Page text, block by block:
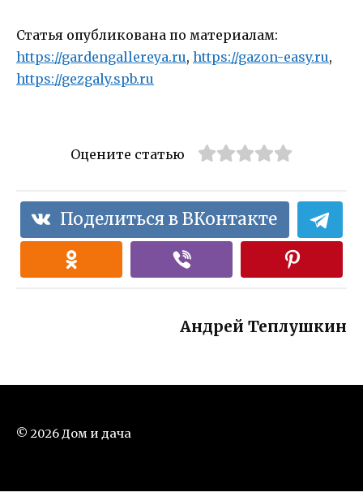
Статья опубликована по материалам:
https://gardengallereya.ru, https://gazon-easy.ru,
https://gezgaly.spb.ru
Оцените статью
Поделиться в ВКонтакте
Андрей Теплушкин
© 2026 Дом и дача